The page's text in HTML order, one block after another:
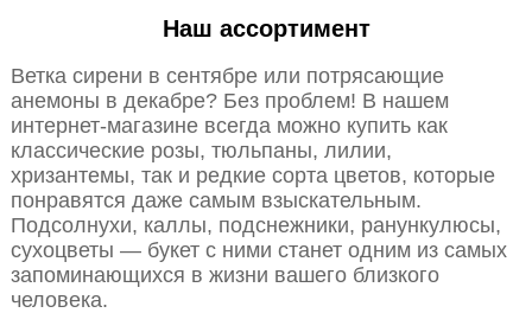
Наш ассортимент
Ветка сирени в сентябре или потрясающие
анемоны в декабре? Без проблем! В нашем
интернет-магазине всегда можно купить как
классические розы, тюльпаны, лилии,
хризантемы, так и редкие сорта цветов, которые
понравятся даже самым взыскательным.
Подсолнухи, каллы, подснежники, ранункулюсы,
сухоцветы — букет с ними станет одним из самых
запоминающихся в жизни вашего близкого
человека.